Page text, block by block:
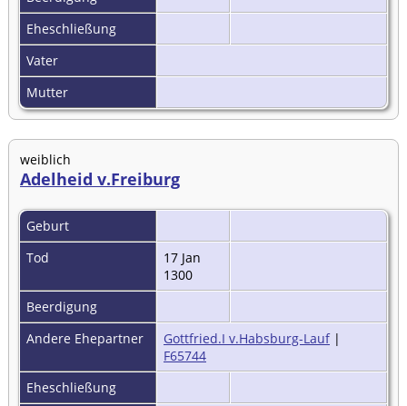
Eheschließung
Vater
Mutter
weiblich
Adelheid v.Freiburg
Geburt
Tod
17 Jan
1300
Beerdigung
Andere Ehepartner
Gottfried.I v.Habsburg-Lauf|
F65744
Eheschließung